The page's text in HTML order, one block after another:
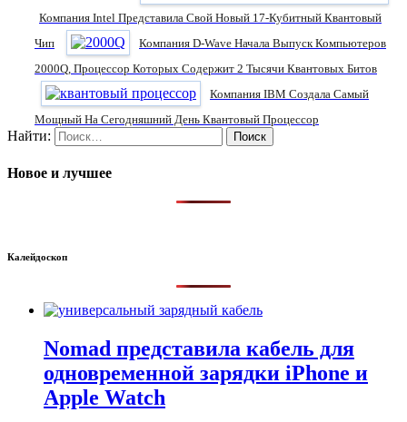
Компания Intel Представила Свой Новый 17-Кубитный Квантовый
Чип
Компания D-Wave Начала Выпуск Компьютеров
2000Q, Процессор Которых Содержит 2 Тысячи Квантовых Битов
Компания IBM Создала Самый
Мощный На Сегодняшний День Квантовый Процессор
Найти:
Новое и лучшее
Калейдоскоп
Nomad представила кабель для
одновременной зарядки iPhone и
Apple Watch